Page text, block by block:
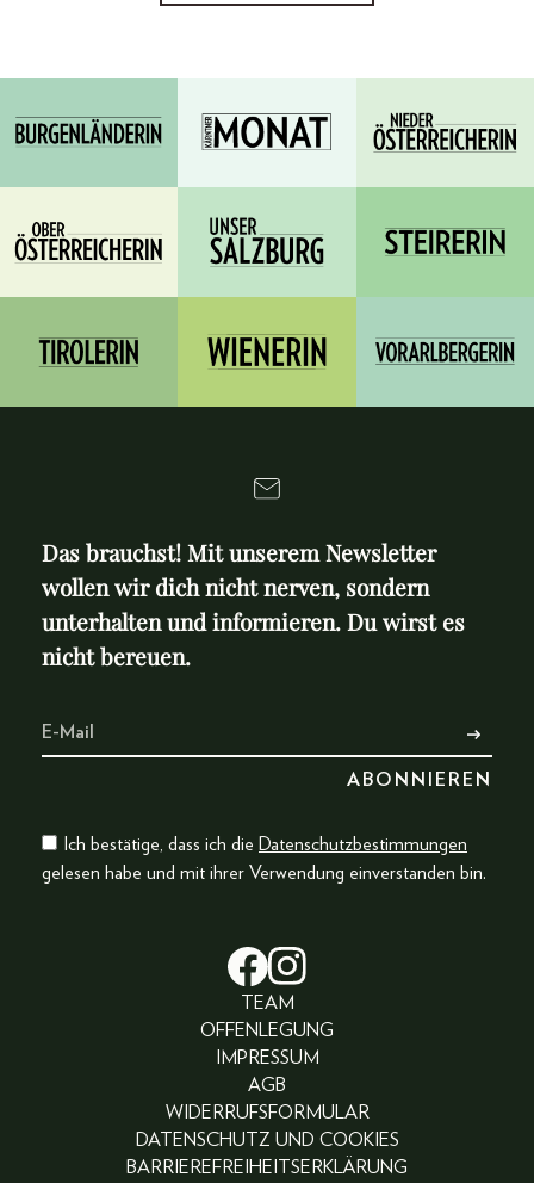
Das brauchst! Mit unserem Newsletter
wollen wir dich nicht nerven, sondern
unterhalten und informieren. Du wirst es
nicht bereuen.
Ich bestätige, dass ich die Datenschutzbestimmungen
gelesen habe und mit ihrer Verwendung einverstanden bin.
TEAM
OFFENLEGUNG
IMPRESSUM
AGB
WIDERRUFSFORMULAR
DATENSCHUTZ UND COOKIES
BARRIEREFREIHEITSERKLÄRUNG